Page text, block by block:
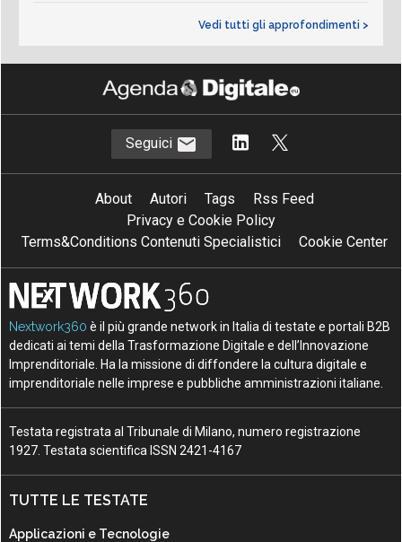
Vedi tutti gli approfondimenti >
Seguici
About Autori Tags
Rss Feed
Privacy e Cookie Policy
Terms&Conditions Contenuti Specialistici
Cookie Center
Nextwork360 è il più grande network in Italia di testate e portali B2B
dedicati ai temi della Trasformazione Digitale e dell’Innovazione
Imprenditoriale. Ha la missione di diffondere la cultura digitale e
imprenditoriale nelle imprese e pubbliche amministrazioni italiane.
Testata registrata al Tribunale di Milano, numero registrazione
1927. Testata scientifica ISSN 2421-4167
TUTTE LE TESTATE
Applicazioni e Tecnologie